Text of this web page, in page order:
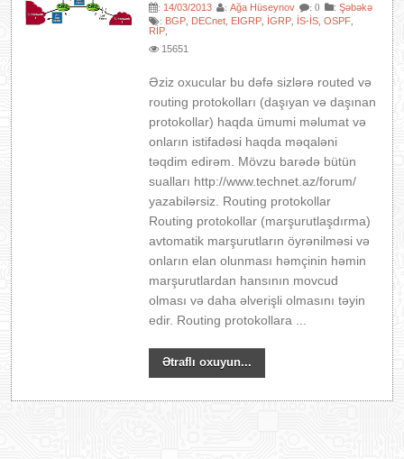
: 14/03/2013 :Ağa Hüseynov : 0 :Şəbəkə
: BGP DECnet EIGRP İGRP İS-İS ,OSPF
RİP
15651
Əziz oxucular bu dəfə sizlərə routed və
routing protokolları (daşıyan və daşınan
protokollar) haqda ümumi məlumat və
onların istifadəsi haqda məqaləni
təqdim edirəm. Mövzu barədə bütün
sualları http://www.technet.az/forum/
yazabilərsiz. Routing protokollar
Routing protokollar (marşurutlaşdırma)
avtomatik marşurutların öyrənilməsi və
onların elan olunması həmçinin həmin
marşurutlardan hansının movcud
olması və daha əlverişli olmasını təyin
edir. Routing protokollara ...
Ətraflı oxuyun...